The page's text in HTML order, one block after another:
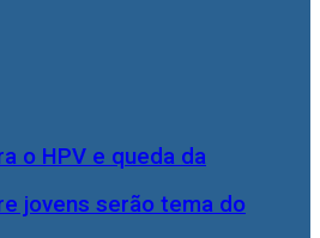
o HPV e queda da
jovens serão tema do